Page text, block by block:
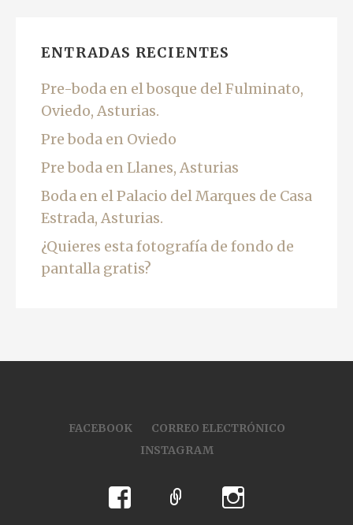
ENTRADAS RECIENTES
Pre-boda en el bosque del Fulminato,
Oviedo, Asturias.
Pre boda en Oviedo
Pre boda en Llanes, Asturias
Boda en el Palacio del Marques de Casa
Estrada, Asturias.
¿Quieres esta fotografía de fondo de
pantalla gratis?
FACEBOOK
CORREO ELECTRÓNICO
INSTAGRAM